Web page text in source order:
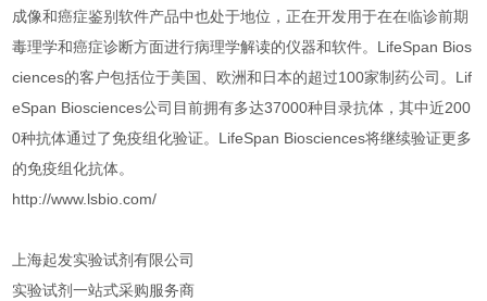
成像和癌症鉴别软件产品中也处于地位，正在开发用于在在临诊前期
毒理学和癌症诊断方面进行病理学解读的仪器和软件。LifeSpan Bios
ciences的客户包括位于美国、欧洲和日本的超过100家制药公司。Lif
eSpan Biosciences公司目前拥有多达37000种目录抗体，其中近200
0种抗体通过了免疫组化验证。LifeSpan Biosciences将继续验证更多
的免疫组化抗体。
http://www.lsbio.com/
上海起发实验试剂有限公司
实验试剂一站式采购服务商